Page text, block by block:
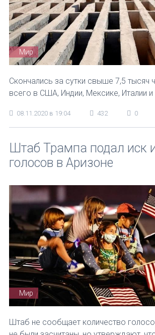
Мир
Скончались за сутки свыше 7,5 тысяч
всего в США, Индии, Мексике, Италии и
08.11.2020 в 19:04 432 0
Штаб Трампа подал иск
голосов в Аризоне
Мир
Штаб не сообщает количество